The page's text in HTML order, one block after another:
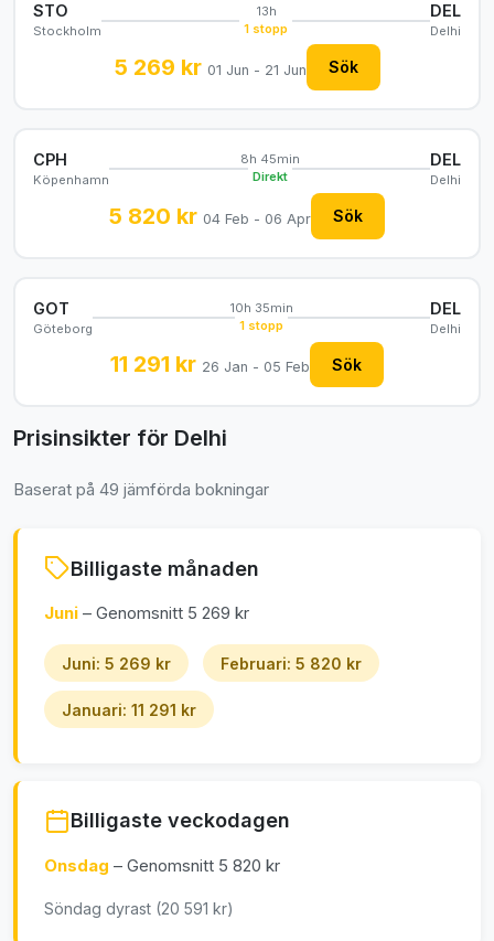
STO
Stockholm
13h
1 stopp
DEL
Delhi
5 269 kr 01 Jun - 21 Jun Sök
CPH
Köpenhamn
8h 45min
Direkt
DEL
Delhi
5 820 kr 04 Feb - 06 Apr Sök
GOT
Göteborg
10h 35min
1 stopp
DEL
Delhi
11 291 kr 26 Jan - 05 Feb Sök
Prisinsikter för Delhi
Baserat på 49 jämförda bokningar
Billigaste månaden
Juni – Genomsnitt 5 269 kr
Juni: 5 269 kr Februari: 5 820 kr
Januari: 11 291 kr
Billigaste veckodagen
Onsdag – Genomsnitt 5 820 kr
Söndag dyrast (20 591 kr)